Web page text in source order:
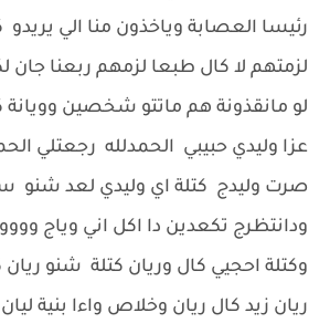
رئيسا العصابة وياخذون منا الي
لزمتهم لا كال طبعا لزمهم ربعنا جان
لو مانقذونة هم ماتتو شخصين وويانة
عزا وليدي حبيبي الحمدلله رجعتلي
صرت وليدج كتلة اي وليدي لعد شنو
ودانتظرج تكعدين دا اكل اني وياج
وكتلة احجيي كال وريان كتلة شنو ريان
ريان زيد كال ريان وخلاص واءا بنية